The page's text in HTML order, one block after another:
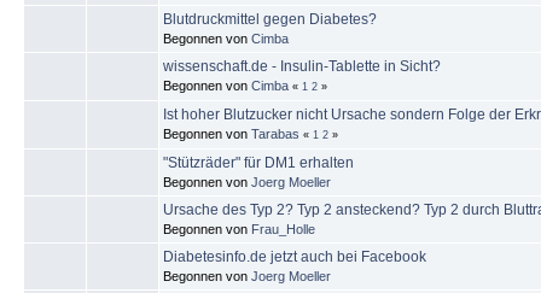
Blutdruckmittel gegen Diabetes?
Begonnen von Cimba
wissenschaft.de - Insulin-Tablette in Sicht?
Begonnen von Cimba « 1 2 »
Ist hoher Blutzucker nicht Ursache sondern Folge der
Begonnen von Tarabas « 1 2 »
"Stützräder" für DM1 erhalten
Begonnen von Joerg Moeller
Ursache des Typ 2? Typ 2 ansteckend? Typ 2 durch
Begonnen von Frau_Holle
Diabetesinfo.de jetzt auch bei Facebook
Begonnen von Joerg Moeller